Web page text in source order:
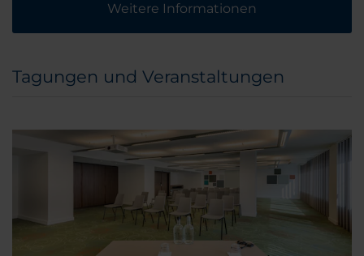
Weitere Informationen
Tagungen und Veranstaltungen